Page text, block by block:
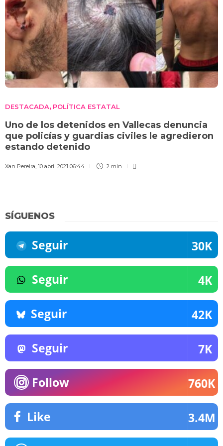
DESTACADA, POLÍTICA ESTATAL
Uno de los detenidos en Vallecas denuncia
que policías y guardias civiles le agredieron
estando detenido
Xan Pereira 10 abril 2021 06:44 2 min
SÍGUENOS
Seguir 30K
Seguir 4K
Seguir 42K
Seguir 7K
Follow 760K
Like 3.4M